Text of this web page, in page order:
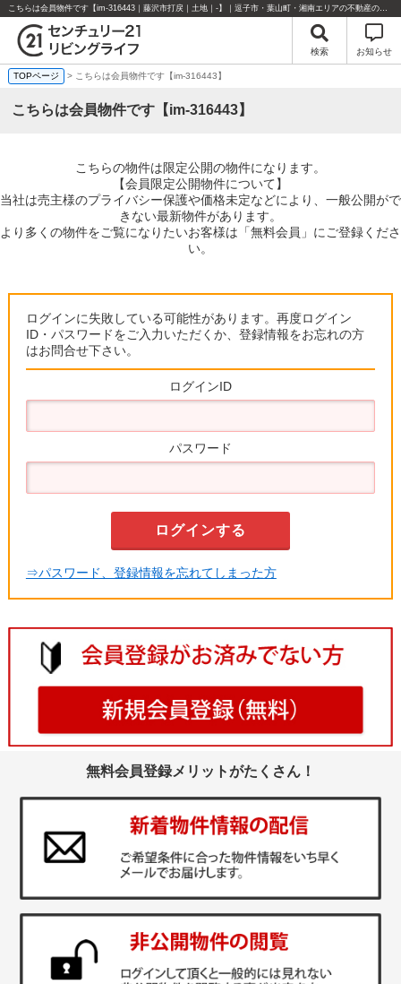
こちらは会員物件です【im-316443｜藤沢市打戻｜土地｜-】｜逗子市・葉山町・湘南エリアの不動産のことならセンチュリー21リビングライフにお任せください！
検索 お知らせ
TOPページ > こちらは会員物件です【im-316443】
こちらは会員物件です【im-316443】
こちらの物件は限定公開の物件になります。
【会員限定公開物件について】
当社は売主様のプライバシー保護や価格未定などにより、一般公開がで
きない最新物件があります。
より多くの物件をご覧になりたいお客様は「無料会員」にご登録くださ
い。
ログインに失敗している可能性があります。再度ログイン
ID・パスワードをご入力いただくか、登録情報をお忘れの方
はお問合せ下さい。
ログインID
パスワード
⇒パスワード、登録情報を忘れてしまった方
無料会員登録メリットがたくさん！